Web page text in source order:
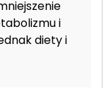
i
diety i